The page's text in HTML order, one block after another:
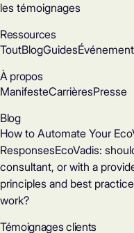
les témoignages
Ressources
ToutBlogGuides
À propos
ManifesteCarrièresPresse
Blog
How to Automate Your
ResponsesEcoVadis:
consultant, or with a
principles and best
work?
Témoignages clients